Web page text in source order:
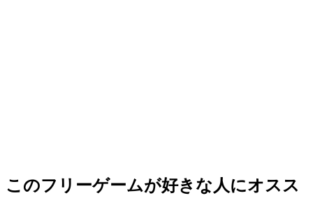
このフリーゲームが好きな人にオスス